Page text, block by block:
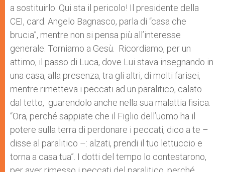
a sostituirlo. Qui sta il pericolo! Il presidente della
CEI, card. Angelo Bagnasco, parla di “casa che
brucia”, mentre non si pensa più all’interesse
generale. Torniamo a Gesù. Ricordiamo, per un
attimo, il passo di Luca, dove Lui stava insegnando in
una casa, alla presenza, tra gli altri, di molti farisei,
mentre rimetteva i peccati ad un paralitico, calato
dal tetto, guarendolo anche nella sua malattia fisica.
“Ora, perché sappiate che il Figlio dell’uomo ha il
potere sulla terra di perdonare i peccati, dico a te –
disse al paralitico –: alzati, prendi il tuo lettuccio e
torna a casa tua”. I dotti del tempo lo contestarono,